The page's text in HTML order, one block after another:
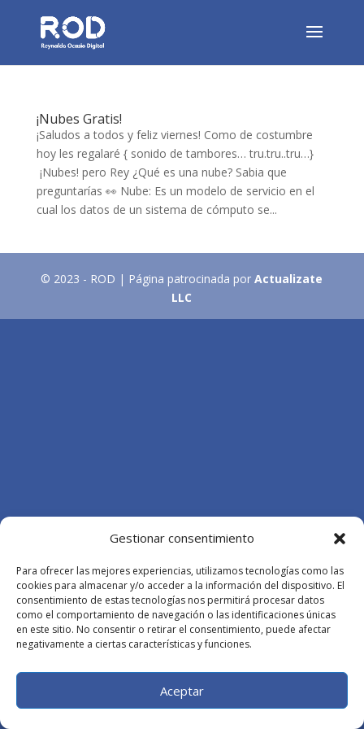
Gestionar consentimiento
Para ofrecer las mejores experiencias, utilizamos tecnologías como las
cookies para almacenar y/o acceder a la información del dispositivo. El
consentimiento de estas tecnologías nos permitirá procesar datos
como el comportamiento de navegación o las identificaciones únicas
en este sitio. No consentir o retirar el consentimiento, puede afectar
negativamente a ciertas características y funciones.
Aceptar
¡Nubes Gratis!
¡Saludos a todos y feliz viernes! Como de costumbre
hoy les regalaré { sonido de tambores… tru.tru..tru…}
¡Nubes! pero Rey ¿Qué es una nube? Sabia que
preguntarías 👀 Nube: Es un modelo de servicio en el
cual los datos de un sistema de cómputo se...
© 2023 - ROD | Página patrocinada porActualizate
LLC